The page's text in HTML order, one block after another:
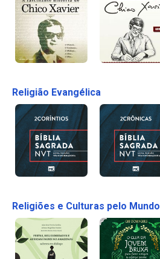
Religião Evangélica
Religiões e Culturas pelo Mundo